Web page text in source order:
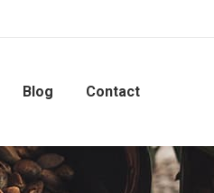
Blog Contact